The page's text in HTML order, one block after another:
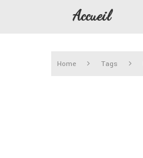
Accueil
Home Tags